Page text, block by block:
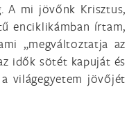
A mi jövőnk Krisztus,
enciklikámban írtam,
„megváltoztatja az
idők sötét kapuját és
világegyetem jövőjét